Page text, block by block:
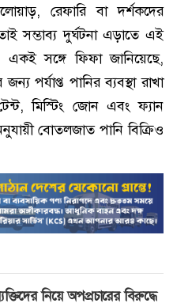
রেফারি বা দর্শকদের
সম্ভাব্য দুর্ঘটনা এড়াতে এই
একই সঙ্গে ফিফা জানিয়েছে,
পর্যাপ্ত পানির ব্যবস্থা রাখা
মিস্টিং জোন এবং ফ্যান
বোতলজাত পানি বিক্রিও
নিয়ে অপপ্রচারের বিরুদ্ধে